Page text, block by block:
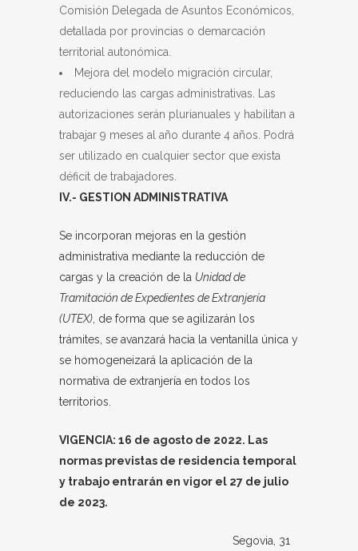
Comisión Delegada de Asuntos Económicos,
detallada por provincias o demarcación
territorial autonómica.
Mejora del modelo migración circular,
reduciendo las cargas administrativas. Las
autorizaciones serán plurianuales y habilitan a
trabajar 9 meses al año durante 4 años. Podrá
ser utilizado en cualquier sector que exista
déficit de trabajadores.
IV.- GESTION ADMINISTRATIVA
Se incorporan mejoras en la gestión
administrativa mediante la reducción de
cargas y la creación de la Unidad de
Tramitación de Expedientes de Extranjería
(UTEX) , de forma que se agilizarán los
trámites, se avanzará hacia la ventanilla única y
se homogeneizará la aplicación de la
normativa de extranjería en todos los
territorios.
VIGENCIA: 16 de agosto de 2022. Las
normas previstas de residencia temporal
y trabajo entrarán en vigor el 27 de julio
de 2023.
Segovia, 31